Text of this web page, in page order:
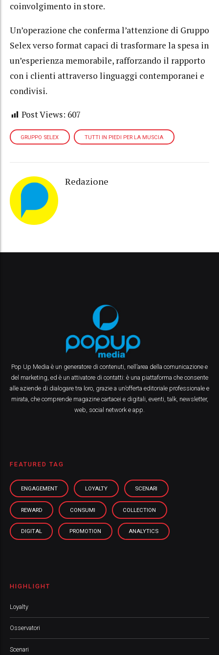
coinvolgimento in store.
Un’operazione che conferma l’attenzione di Gruppo
Selex verso format capaci di trasformare la spesa in
un’esperienza memorabile, rafforzando il rapporto
con i clienti attraverso linguaggi contemporanei e
condivisi.
Post Views: 607
GRUPPO SELEX TUTTI IN PIEDI PER LA MUSCIA
Redazione
Pop Up Media è un generatore di contenuti, nell’area della comunicazione e
del marketing, ed è un attivatore di contatti: è una piattaforma che consente
alle aziende di dialogare tra loro, grazie a un’offerta editoriale professionale e
mirata, che comprende magazine cartacei e digitali, eventi, talk, newsletter,
web, social network e app.
FEATURED TAG
ENGAGEMENT LOYALTY SCENARI
REWARD CONSUMI COLLECTION
DIGITAL PROMOTION ANALYTICS
HIGHLIGHT
Loyalty
Osservatori
Scenari